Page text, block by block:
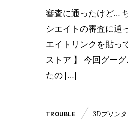
審査に通ったけど…
シエイトの審査に通
エイトリンクを貼っ
ストア 】 今回グー
たの […]
TROUBLE 3Dプリン